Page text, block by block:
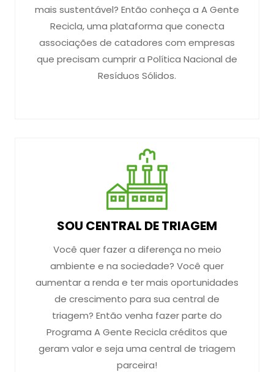
mais sustentável? Então conheça a A Gente
Recicla, uma plataforma que conecta
associações de catadores com empresas
que precisam cumprir a Política Nacional de
Resíduos Sólidos.
SOU CENTRAL DE TRIAGEM
Você quer fazer a diferença no meio
ambiente e na sociedade? Você quer
aumentar a renda e ter mais oportunidades
de crescimento para sua central de
triagem? Então venha fazer parte do
Programa A Gente Recicla créditos que
geram valor e seja uma central de triagem
parceira!